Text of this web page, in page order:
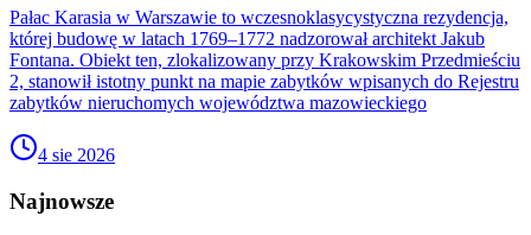
Pałac Karasia w Warszawie to wczesnoklasycystyczna rezydencja,
której budowę w latach 1769–1772 nadzorował architekt Jakub
Fontana. Obiekt ten, zlokalizowany przy Krakowskim Przedmieściu
2, stanowił istotny punkt na mapie zabytków wpisanych do Rejestru
zabytków nieruchomych województwa mazowieckiego
4 sie 2026
Najnowsze